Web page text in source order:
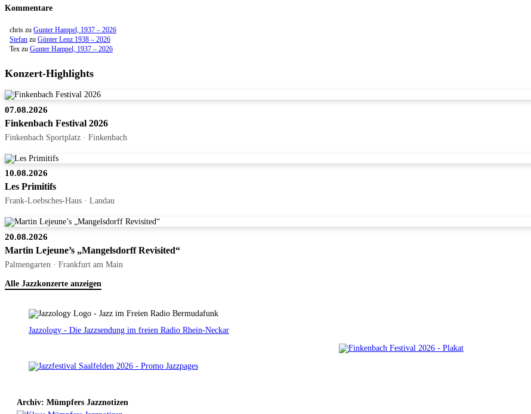
Kommentare
chris zu Gunter Hampel, 1937 – 2026
Stefan zu Günter Lenz 1938 – 2026
Tex zu Gunter Hampel, 1937 – 2026
Konzert-Highlights
07.08.2026
Finkenbach Festival 2026
Finkenbach Sportplatz · Finkenbach
10.08.2026
Les Primitifs
Frank-Loebsches-Haus · Landau
20.08.2026
Martin Lejeune’s „Mangelsdorff Revisited“
Palmengarten · Frankfurt am Main
Alle Jazzkonzerte anzeigen
Jazzology - Die Jazzsendung im freien Radio Rhein-Neckar
Archiv: Mümpfers Jazznotizen